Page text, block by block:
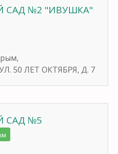
САД №2 "ИВУШКА"
50 ЛЕТ ОКТЯБРЯ, Д. 7
САД №5